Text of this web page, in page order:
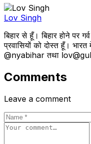
Lov Singh
बिहार से हूँ। बिहार होने पर
प्रवासियों को दोस्त हूँ।
@nyabihar तथा
Comments
Leave a comment